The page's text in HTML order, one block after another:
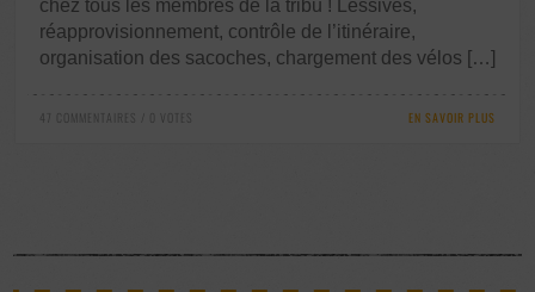
chez tous les membres de la tribu ! Lessives,
réapprovisionnement, contrôle de l’itinéraire,
organisation des sacoches, chargement des vélos […]
47 COMMENTAIRES / 0 VOTES EN SAVOIR PLUS